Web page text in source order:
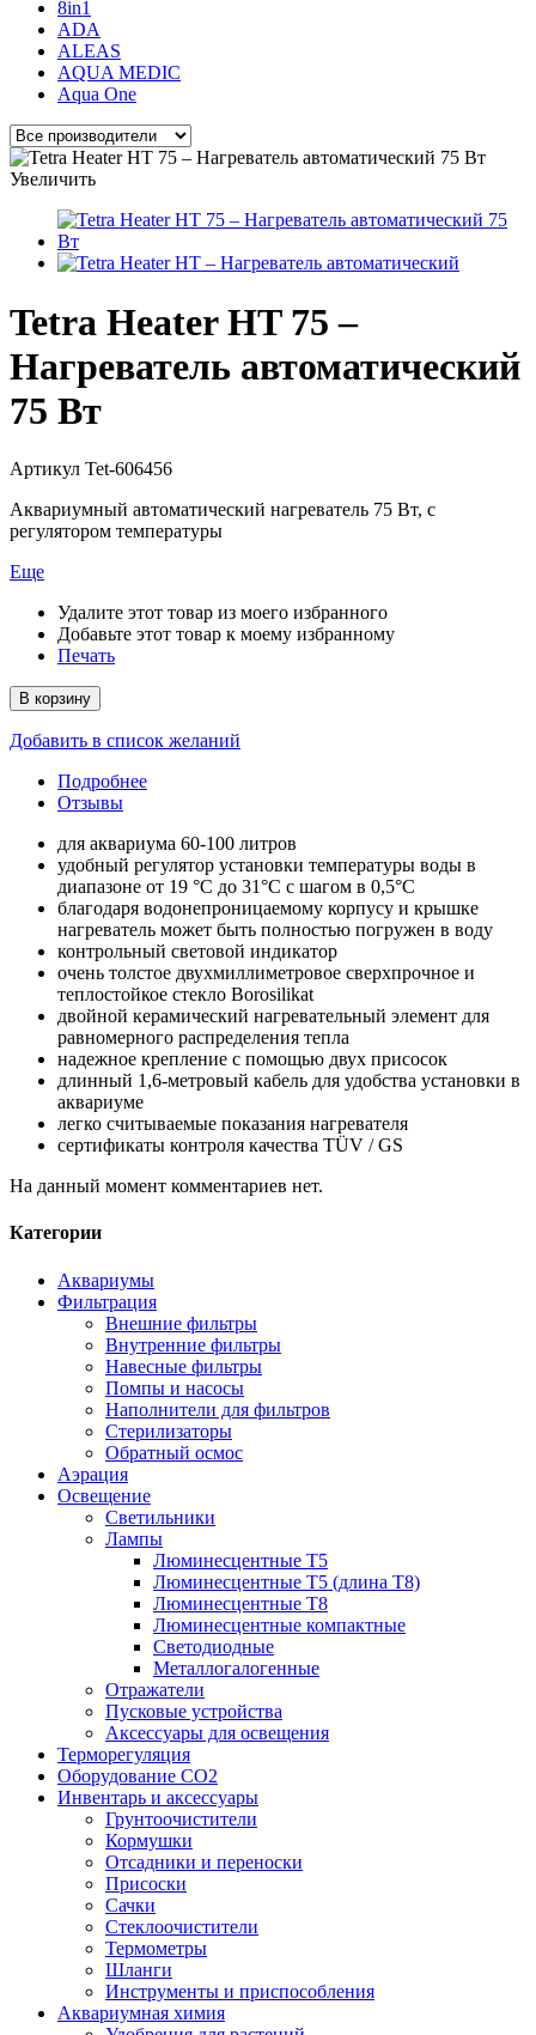
8in1
ADA
ALEAS
AQUA MEDIC
Aqua One
Увеличить
Tetra Heater HT 75 –
Нагреватель автоматический
75 Вт
Артикул Tet-606456
Аквариумный автоматический нагреватель 75 Вт, с
регулятором температуры
Еще
Удалите этот товар из моего избранного
Добавьте этот товар к моему избранному
Печать
В корзину
Добавить в список желаний
Подробнее
Отзывы
для аквариума 60-100 литров
удобный регулятор установки температуры воды в
диапазоне от 19 °C до 31°C с шагом в 0,5°C
благодаря водонепроницаемому корпусу и крышке
нагреватель может быть полностью погружен в воду
контрольный световой индикатор
очень толстое двухмиллиметровое сверхпрочное и
теплостойкое стекло Bоrosilikat
двойной керамический нагревательный элемент для
равномерного распределения тепла
надежное крепление с помощью двух присосок
длинный 1,6-метровый кабель для удобства установки в
аквариуме
легко считываемые показания нагревателя
сертификаты контроля качества TÜV / GS
На данный момент комментариев нет.
Категории
Аквариумы
Фильтрация
Внешние фильтры
Внутренние фильтры
Навесные фильтры
Помпы и насосы
Наполнители для фильтров
Стерилизаторы
Обратный осмос
Аэрация
Освещение
Светильники
Лампы
Люминесцентные T5
Люминесцентные T5 (длина T8)
Люминесцентные T8
Люминесцентные компактные
Светодиодные
Металлогалогенные
Отражатели
Пусковые устройства
Аксессуары для освещения
Терморегуляция
Оборудование CO2
Инвентарь и аксессуары
Грунтоочистители
Кормушки
Отсадники и переноски
Присоски
Сачки
Стеклоочистители
Термометры
Шланги
Инструменты и приспособления
Аквариумная химия